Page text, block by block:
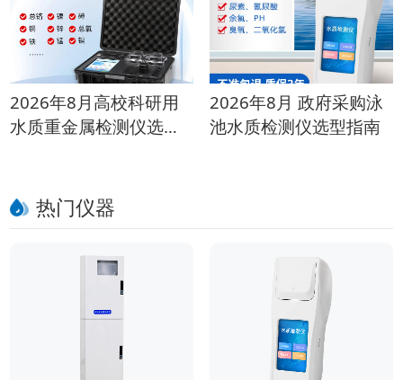
2026年8月高校科研用
水质重金属检测仪选购
2026年8月 政府采购泳
池水质检测仪选型指南
热门仪器